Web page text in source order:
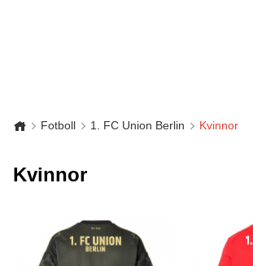
Fotboll 1. FC Union Berlin Kvinnor
Kvinnor